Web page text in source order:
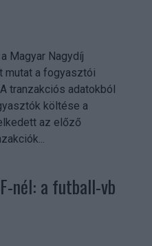
Magyar Nagydíj
mutat a fogyasztói
tranzakciós adatokból
költése a
az előző
nél: a futball-vb